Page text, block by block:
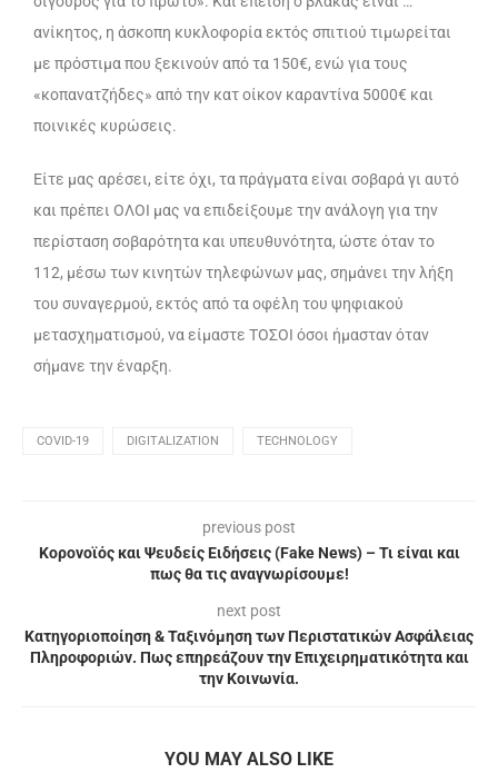
ανίκητος, η άσκοπη κυκλοφορία εκτός σπιτιού τιμωρείται
με πρόστιμα που ξεκινούν από τα 150€, ενώ για τους
«κοπανατζήδες» από την κατ οίκον καραντίνα 5000€ και
ποινικές κυρώσεις.
Είτε μας αρέσει, είτε όχι, τα πράγματα είναι σοβαρά γι αυτό
και πρέπει ΟΛΟΙ μας να επιδείξουμε την ανάλογη για την
περίσταση σοβαρότητα και υπευθυνότητα, ώστε όταν το
112, μέσω των κινητών τηλεφώνων μας, σημάνει την λήξη
του συναγερμού, εκτός από τα οφέλη του ψηφιακού
μετασχηματισμού, να είμαστε ΤΟΣΟΙ όσοι ήμασταν όταν
σήμανε την έναρξη.
COVID-19 DIGITALIZATION TECHNOLOGY
previous post
Κορονοϊός και Ψευδείς Ειδήσεις (Fake News) – Τι είναι και
πως θα τις αναγνωρίσουμε!
next post
Κατηγοριοποίηση & Ταξινόμηση των Περιστατικών Ασφάλειας
Πληροφοριών. Πως επηρεάζουν την Επιχειρηματικότητα και
την Κοινωνία.
YOU MAY ALSO LIKE